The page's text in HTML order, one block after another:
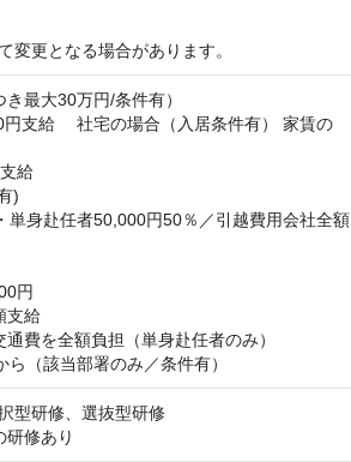
更となる場合があります。
最大30万円/条件有）
支給 　社宅の場合（入居条件有） 家賃の
給
)
単身赴任者50,000円50％／引越費用会社全額
円
支給
費を全額負担（単身赴任者のみ）
（該当部署のみ／条件有）
型研修、選抜型研修
研修あり